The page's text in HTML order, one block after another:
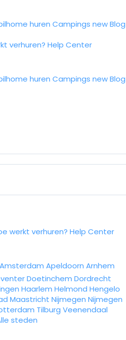
huren Campings newBlog
verhuren? Help Center
huren Campings newBlog
werkt verhuren? Help Center
Amsterdam Apeldoorn Arnhem
Doetinchem Dordrecht
Haarlem Helmond Hengelo
Maastricht Nijmegen Nijmegen
Tilburg Veenendaal
steden